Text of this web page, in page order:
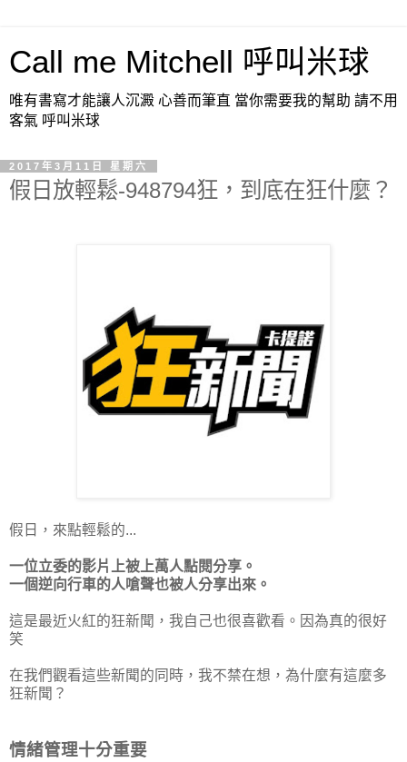
Call me Mitchell 呼叫米球
唯有書寫才能讓人沉澱 心善而筆直 當你需要我的幫助 請不用
客氣 呼叫米球
2017年3月11日 星期六
假日放輕鬆-948794狂，到底在狂什麼？
假日，來點輕鬆的...
一位立委的影片上被上萬人點閱分享。
一個逆向行車的人嗆聲也被人分享出來。
這是最近火紅的狂新聞，我自己也很喜歡看。因為真的很好
笑
在我們觀看這些新聞的同時，我不禁在想，為什麼有這麼多
狂新聞？
情緒管理十分重要